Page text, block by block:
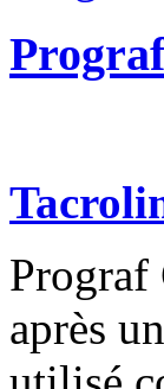
Prograf
après